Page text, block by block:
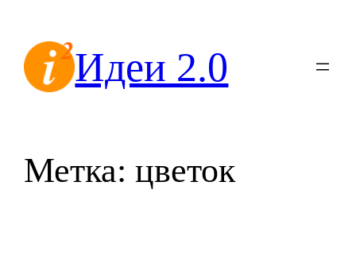
содержимомуИдеи 2.0
Метка:цветок